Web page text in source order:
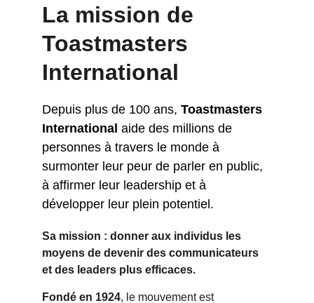
La mission de
Toastmasters
International
Depuis plus de 100 ans, Toastmasters
International aide des millions de
personnes à travers le monde à
surmonter leur peur de parler en public,
à affirmer leur leadership et à
développer leur plein potentiel.
Sa mission : donner aux individus les
moyens de devenir des communicateurs
et des leaders plus efficaces.
Fondé en 1924, le mouvement est